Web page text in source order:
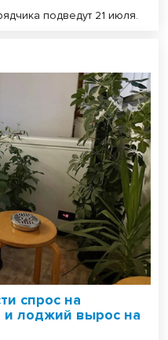
подведут 21 июля.
спрос на
и лоджий вырос на